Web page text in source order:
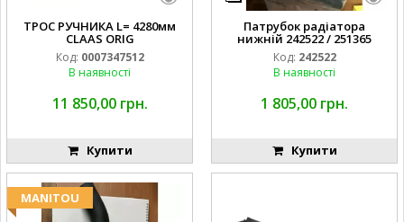
ТРОС РУЧНИКА L= 4280мм
CLAAS ORIG
Код: 0007347512
В наявності
11 850,00 грн.
Купити
Патрубок радіатора
нижній 242522 / 251365
Код: 242522
В наявності
1 805,00 грн.
Купити
MANITOU